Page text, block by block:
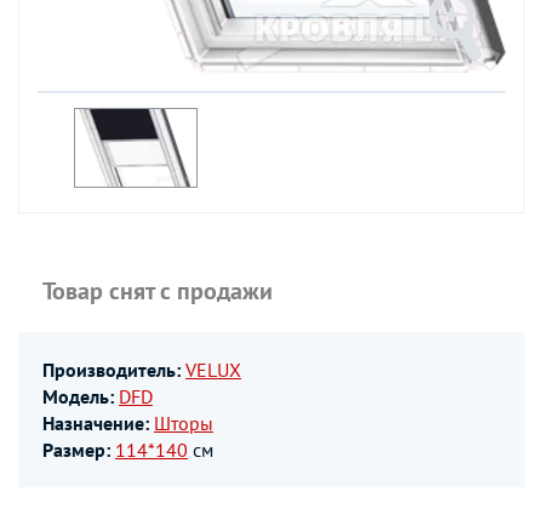
Товар снят с продажи
Производитель: VELUX
Модель: DFD
Назначение: Шторы
Размер: 114*140 см